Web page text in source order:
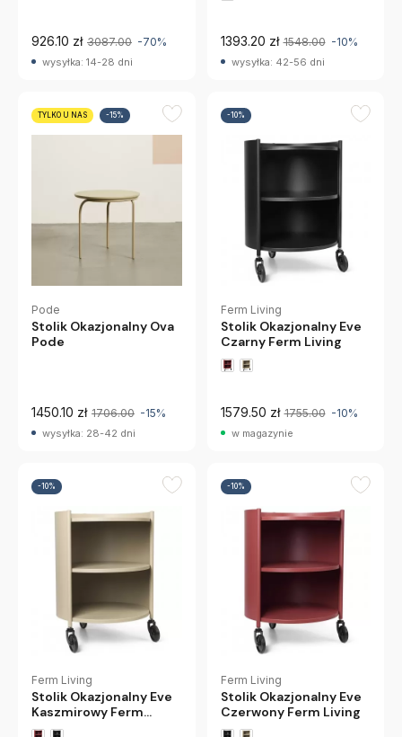
926.10 zł 3087.00 -70%
wysyłka: 14-28 dni
1393.20 zł 1548.00 -10%
wysyłka: 42-56 dni
TYLKO U NAS -15%
Pode
Stolik Okazjonalny Ova
Pode
1450.10 zł 1706.00 -15%
wysyłka: 28-42 dni
-10%
Ferm Living
Stolik Okazjonalny Eve
Czarny Ferm Living
1579.50 zł 1755.00 -10%
w magazynie
-10%
Ferm Living
Stolik Okazjonalny Eve
Kaszmirowy Ferm
Living
-10%
Ferm Living
Stolik Okazjonalny Eve
Czerwony Ferm Living